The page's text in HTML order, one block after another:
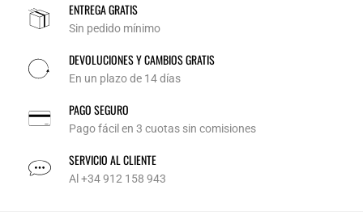
ENTREGA GRATIS
Sin pedido mínimo
DEVOLUCIONES Y CAMBIOS GRATIS
En un plazo de 14 días
PAGO SEGURO
Pago fácil en 3 cuotas sin comisiones
SERVICIO AL CLIENTE
Al +34 912 158 943